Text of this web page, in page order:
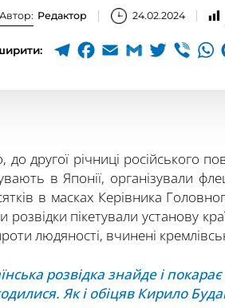
Автор: Редактор 24.02.2024
до другої річниці російського
в Японії, організували
в масках Керівника
розвідки пікетували установу
людяності, вчинені
розвідка знайде і
Як і обіцяв Кирило